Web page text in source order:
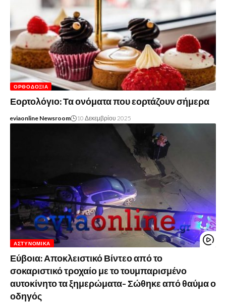
ΟΡΘΟΔΟΞΊΑ
Εορτολόγιο: Τα ονόματα που εορτάζουν σήμερα
eviaonline Newsroom 10 Δεκεμβρίου 2025
ΑΣΤΥΝΟΜΙΚΆ
Εύβοια: Αποκλειστικό Βίντεο από το
σοκαριστικό τροχαίο με το τουμπαρισμένο
αυτοκίνητο τα ξημερώματα- Σώθηκε από θαύμα ο
οδηγός